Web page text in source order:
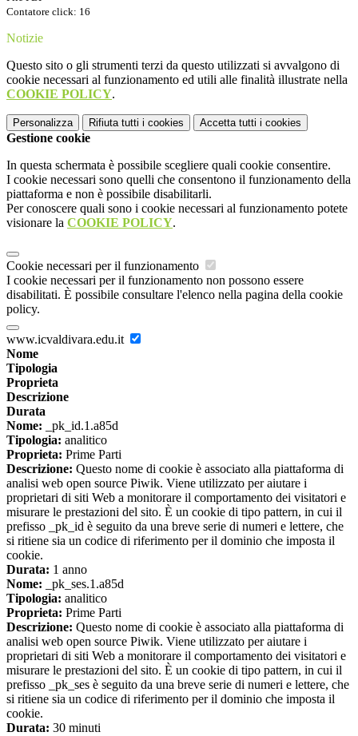
Contatore click: 16
Notizie
Questo sito o gli strumenti terzi da questo utilizzati si avvalgono di
cookie necessari al funzionamento ed utili alle finalità illustrate nella
COOKIE POLICY.
Personalizza Rifiuta tutti i cookies Accetta tutti i cookies
Gestione cookie
In questa schermata è possibile scegliere quali cookie consentire.
I cookie necessari sono quelli che consentono il funzionamento della
piattaforma e non è possibile disabilitarli.
Per conoscere quali sono i cookie necessari al funzionamento potete
visionare la COOKIE POLICY.
Cookie necessari per il funzionamento
I cookie necessari per il funzionamento non possono essere
disabilitati. È possibile consultare l'elenco nella pagina della cookie
policy.
www.icvaldivara.edu.it
Nome
Tipologia
Proprieta
Descrizione
Durata
Nome: _pk_id.1.a85d
Tipologia: analitico
Proprieta: Prime Parti
Descrizione: Questo nome di cookie è associato alla piattaforma di
analisi web open source Piwik. Viene utilizzato per aiutare i
proprietari di siti Web a monitorare il comportamento dei visitatori e
misurare le prestazioni del sito. È un cookie di tipo pattern, in cui il
prefisso _pk_id è seguito da una breve serie di numeri e lettere, che
si ritiene sia un codice di riferimento per il dominio che imposta il
cookie.
Durata: 1 anno
Nome: _pk_ses.1.a85d
Tipologia: analitico
Proprieta: Prime Parti
Descrizione: Questo nome di cookie è associato alla piattaforma di
analisi web open source Piwik. Viene utilizzato per aiutare i
proprietari di siti Web a monitorare il comportamento dei visitatori e
misurare le prestazioni del sito. È un cookie di tipo pattern, in cui il
prefisso _pk_ses è seguito da una breve serie di numeri e lettere, che
si ritiene sia un codice di riferimento per il dominio che imposta il
cookie.
Durata: 30 minuti